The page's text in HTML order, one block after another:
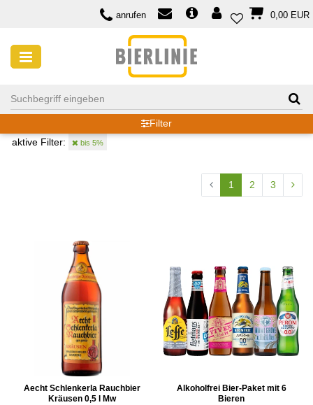
anrufen 0,00 EUR
BIERSORTEN
Filter
aktive Filter:
bis 5%
1 2 3
Aecht Schlenkerla Rauchbier
Kräusen 0,5 l Mw
Alkoholfrei Bier-Paket mit 6
Bieren